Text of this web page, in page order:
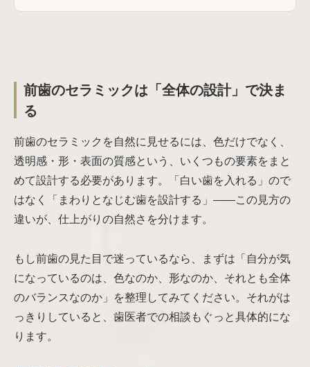
前歯のセラミックは「全体の設計」で決ま
る
前歯のセラミックを自然に見せるには、色だけでなく、
透明感・形・表面の質感という、いくつもの要素をまと
めて設計する必要があります。「白い歯を入れる」ので
はなく「まわりとなじむ歯を設計する」——この見方の
違いが、仕上がりの自然さを分けます。
もし前歯の見た目で迷っているなら、まずは「自分が気
になっているのは、色なのか、形なのか、それとも全体
のバランスなのか」を整理してみてください。それがは
っきりしていると、歯医者での相談もぐっと具体的にな
ります。